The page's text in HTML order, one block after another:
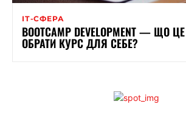
ІТ-СФЕРА
BOOTCAMP DEVELOPMENT — ЩО
ОБРАТИ КУРС ДЛЯ СЕБЕ?